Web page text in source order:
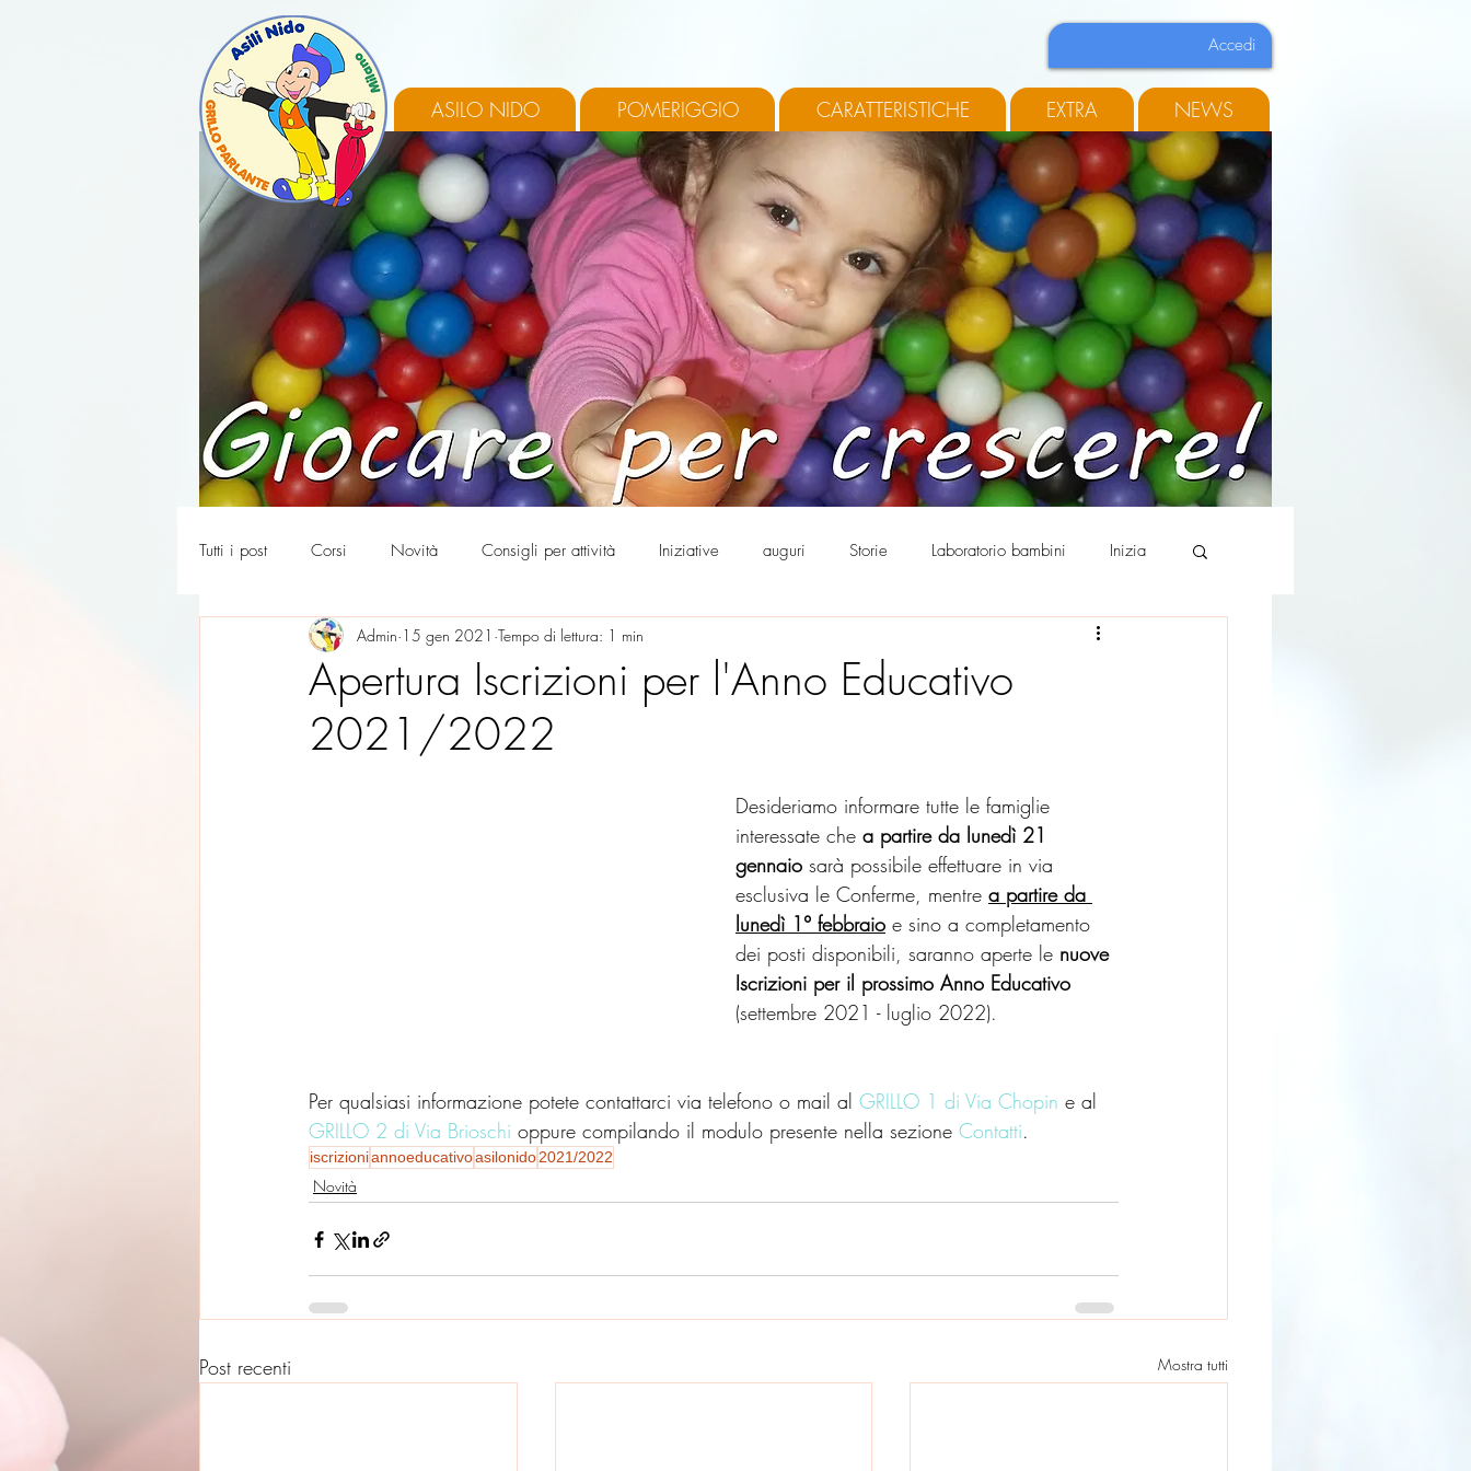
ASILO NIDO POMERIGGIO CARATTERISTICHE EXTRA NEWS
Accedi
Tutti i post Corsi Novità Consigli per attività Iniziative auguri Storie Laboratorio bambini Inizia
La tua community Genitori 360° Supporto genitorialità
Apertura Iscrizioni per l'Anno Educativo
2021/2022
Admin 15 gen 2021 Tempo di lettura: 1 min
Desideriamo informare tutte le famiglie
interessate che a partire da lunedì 21
gennaio sarà possibile effettuare in via
esclusiva le Conferme, mentre a partire da
lunedì 1° febbraio e sino a completamento
dei posti disponibili, saranno aperte le nuove
Iscrizioni per il prossimo Anno Educativo
(settembre 2021 - luglio 2022).
Per qualsiasi informazione potete contattarci via telefono o mail al GRILLO 1 di Via Chopin e al
GRILLO 2 di Via Brioschi oppure compilando il modulo presente nella sezione Contatti.
iscrizioniannoeducativoasilonido2021/2022
Novità
Post recenti Mostra tutti